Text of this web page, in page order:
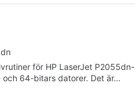
för HP LaserJet P2055dn-
64-bitars datorer. Det är…